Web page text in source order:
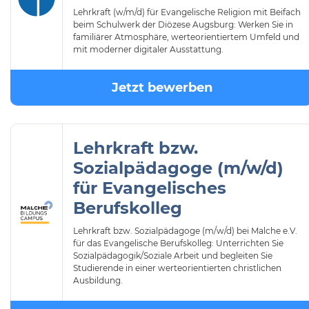
Lehrkraft (w/m/d) für Evangelische Religion mit Beifach
beim Schulwerk der Diözese Augsburg: Werken Sie in
familiärer Atmosphäre, werteorientiertem Umfeld und
mit moderner digitaler Ausstattung.
Jetzt bewerben
Lehrkraft bzw.
Sozialpädagoge (m/w/d)
für Evangelisches
Berufskolleg
Lehrkraft bzw. Sozialpädagoge (m/w/d) bei Malche e.V.
für das Evangelische Berufskolleg: Unterrichten Sie
Sozialpädagogik/Soziale Arbeit und begleiten Sie
Studierende in einer werteorientierten christlichen
Ausbildung.